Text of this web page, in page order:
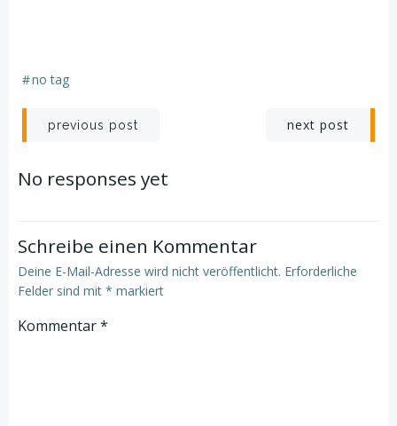
#no tag
Post
navigation
previous post next post
No responses yet
Schreibe einen Kommentar
Deine E-Mail-Adresse wird nicht veröffentlicht. Erforderliche
Felder sind mit * markiert
Kommentar*